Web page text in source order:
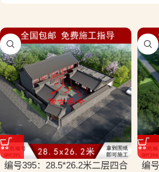
编号395：28.5*26.2米二层四合
编